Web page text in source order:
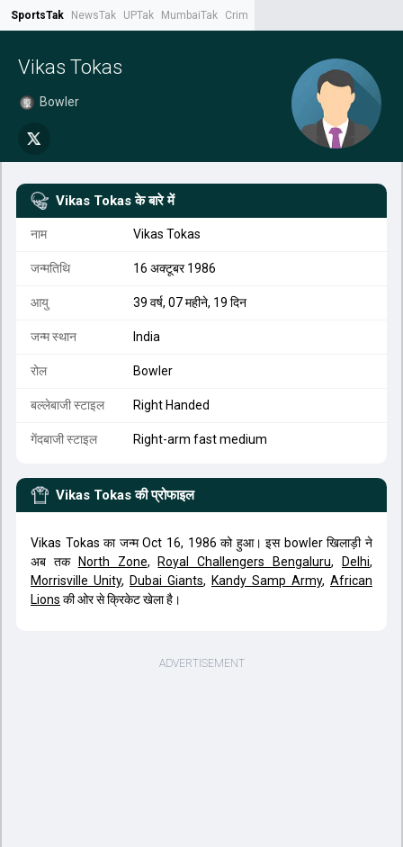
SportsTak NewsTak UPTak MumbaiTak CrimeTak
Vikas Tokas
Bowler
Vikas Tokas के बारे में
नाम Vikas Tokas
जन्मतिथि 16 अक्टूबर 1986
आयु 39 वर्ष, 07 महीने, 19 दिन
जन्म स्थान India
रोल Bowler
बल्लेबाजी स्टाइल Right Handed
गेंदबाजी स्टाइल Right-arm fast medium
Vikas Tokas की प्रोफाइल
Vikas Tokas का जन्म Oct 16, 1986 को हुआ। इस bowler खिलाड़ी ने
अब तक
North Zone, Royal Challengers Bengaluru, Delhi,
Morrisville Unity, Dubai Giants, Kandy Samp Army, African
Lions की ओर से क्रिकेट खेला है।